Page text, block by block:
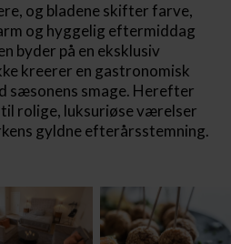
og bladene skifter farve,
og hyggelig eftermiddag
byder på en eksklusiv
kreerer en gastronomisk
sæsonens smage. Herefter
rolige, luksuriøse værelser
gyldne efterårsstemning.